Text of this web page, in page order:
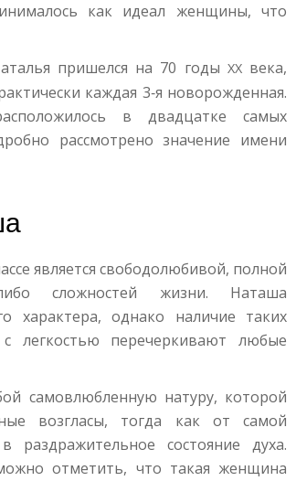
как идеал женщины, что
пришелся на 70 годы XXвека,
каждая 3‑я новорожденная.
в двадцатке самых
рассмотрено значение имени
является свободолюбивой, полной
сложностей жизни. Наташа
характера, однако наличие таких
легкостью перечеркивают любые
самовлюбленную натуру, которой
возгласы, тогда как от самой
раздражительное состояние духа.
отметить, что такая женщина